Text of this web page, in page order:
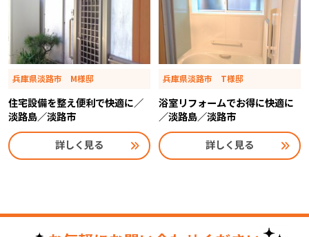
兵庫県淡路市 M様邸
住宅設備を整え便利で快適に／
淡路島／淡路市
詳しく見る
兵庫県淡路市 T様邸
浴室リフォームでお得に快適に
／淡路島／淡路市
詳しく見る